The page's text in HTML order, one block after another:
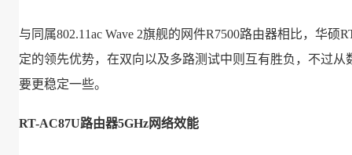
与同属802.11ac Wave 2旗舰的网件R7500路由器相比，华
定的领先优势，在双向以及多路测试中则互有胜负，不过
要更稳定一些。
RT-AC87U路由器5GHz网络效能